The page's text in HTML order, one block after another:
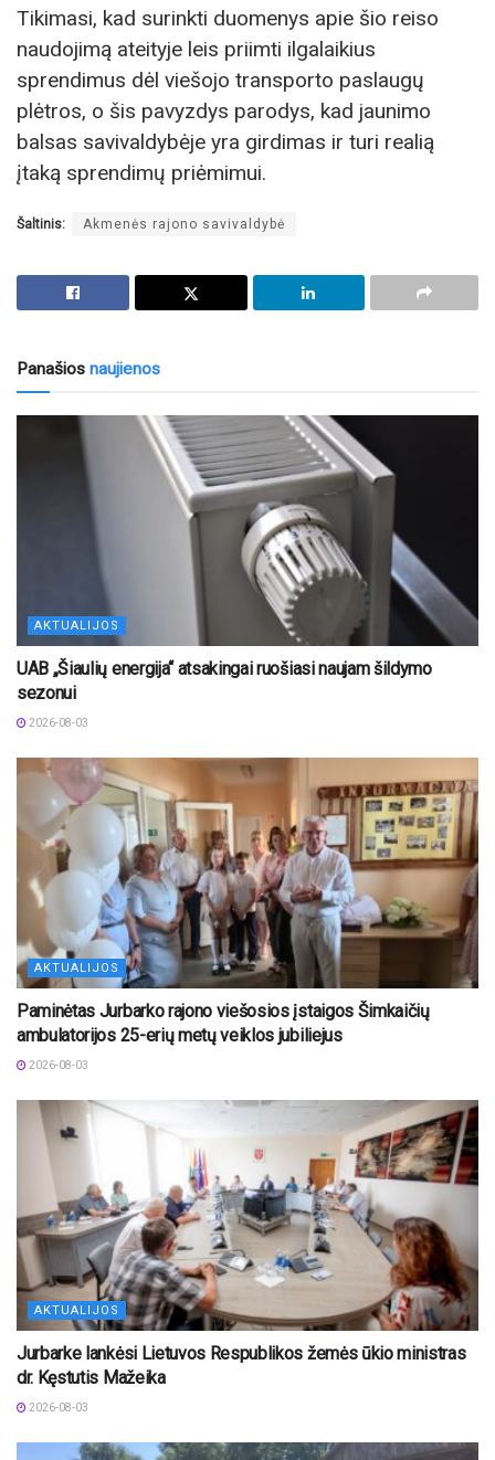
Tikimasi, kad surinkti duomenys apie šio reiso
naudojimą ateityje leis priimti ilgalaikius
sprendimus dėl viešojo transporto paslaugų
plėtros, o šis pavyzdys parodys, kad jaunimo
balsas savivaldybėje yra girdimas ir turi realią
įtaką sprendimų priėmimui.
Šaltinis: Akmenės rajono savivaldybė
Panašios naujienos
AKTUALIJOS
UAB „Šiaulių energija“ atsakingai ruošiasi naujam šildymo
sezonui
2026-08-03
AKTUALIJOS
Paminėtas Jurbarko rajono viešosios įstaigos Šimkaičių
ambulatorijos 25-erių metų veiklos jubiliejus
2026-08-03
AKTUALIJOS
Jurbarke lankėsi Lietuvos Respublikos žemės ūkio ministras
dr. Kęstutis Mažeika
2026-08-03